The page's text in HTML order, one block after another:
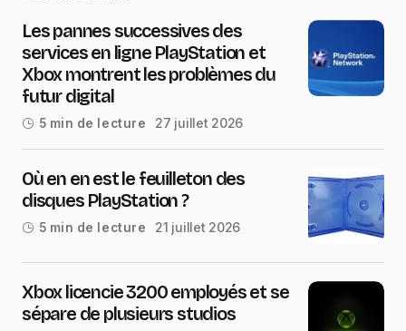
Les pannes successives des
services en ligne PlayStation et
Xbox montrent les problèmes du
futur digital
5 min de lecture 27 juillet 2026
Où en en est le feuilleton des
disques PlayStation ?
5 min de lecture 21 juillet 2026
Xbox licencie 3200 employés et se
sépare de plusieurs studios